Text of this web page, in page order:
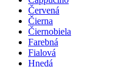
Červená
Čierna
Čiernobiela
Farebná
Fialová
Hnedá